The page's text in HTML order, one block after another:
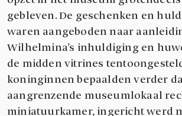
gebleven. De geschenken en
waren aangeboden naar
Wilhelmina’s inhuldiging en
de midden vitrines
koninginnen bepaalden verder
aangrenzende museumlokaal
miniatuurkamer, ingericht werd